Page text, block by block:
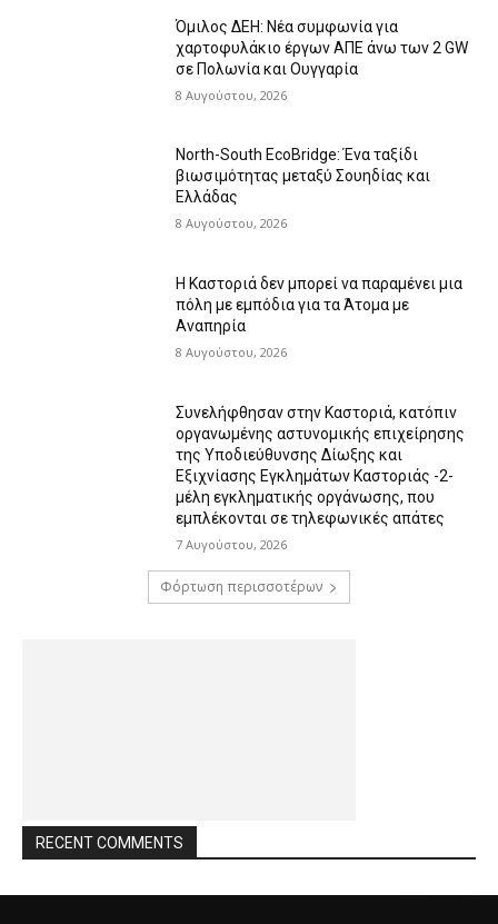
Όμιλος ΔΕΗ: Νέα συμφωνία για
χαρτοφυλάκιο έργων ΑΠΕ άνω των 2 GW
σε Πολωνία και Ουγγαρία
8 Αυγούστου, 2026
North-South EcoBridge: Ένα ταξίδι
βιωσιμότητας μεταξύ Σουηδίας και
Ελλάδας
8 Αυγούστου, 2026
Η Καστοριά δεν μπορεί να παραμένει μια
πόλη με εμπόδια για τα Άτομα με
Αναπηρία
8 Αυγούστου, 2026
Συνελήφθησαν στην Καστοριά, κατόπιν
οργανωμένης αστυνομικής επιχείρησης
της Υποδιεύθυνσης Δίωξης και
Εξιχνίασης Εγκλημάτων Καστοριάς -2-
μέλη εγκληματικής οργάνωσης, που
εμπλέκονται σε τηλεφωνικές απάτες
7 Αυγούστου, 2026
Φόρτωση περισσοτέρων
RECENT COMMENTS